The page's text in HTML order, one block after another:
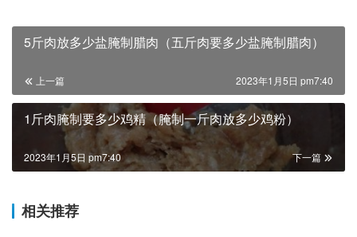
5斤肉放多少盐腌制腊肉（五斤肉要多少盐腌制腊肉）
上一篇 2023年1月5日 pm7:40
1斤肉腌制要多少鸡精（腌制一斤肉放多少鸡粉）
下一篇
2023年1月5日 pm7:40
相关推荐